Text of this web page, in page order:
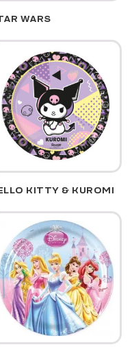
WARS
KITTY & KUROMI